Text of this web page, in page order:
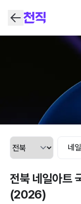
네
전북 네일아트
(2026)